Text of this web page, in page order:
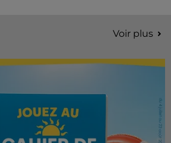
Voir plus